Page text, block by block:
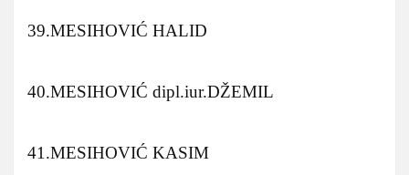
39.MESIHOVIĆ HALID
40.MESIHOVIĆ dipl.iur.DŽEMIL
41.MESIHOVIĆ KASIM